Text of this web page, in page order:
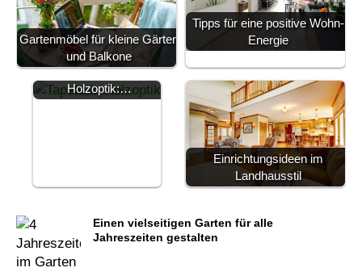
Gartenmöbel für kleine Gärten
und Balkone
Tipps für eine positive Wohn-
Energie
Die zeitlose Schönheit
von Tapeten in
Holzoptik:…
Einrichtungsideen im
Landhausstil
Einen vielseitigen Garten für alle
Jahreszeiten gestalten